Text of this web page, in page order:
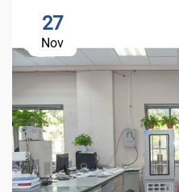
27
Nov